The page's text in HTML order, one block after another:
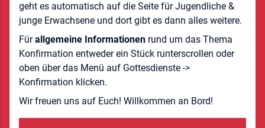
geht es automatisch auf die Seite für Jugendliche &
junge Erwachsene und dort gibt es dann alles weitere.
Fürallgemeine Informationen rund um das Thema
Konfirmation entweder ein Stück runterscrollen oder
oben über das Menü auf Gottesdienste ->
Konfirmation klicken.
Wir freuen uns auf Euch! Willkommen an Bord!